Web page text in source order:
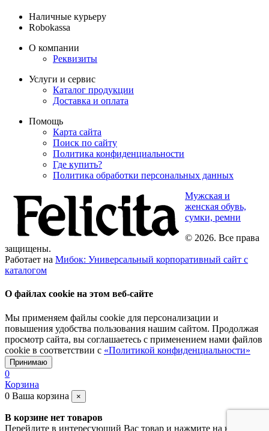
Наличные курьеру
Robokassa
О компании
Реквизиты
Услуги и сервис
Каталог продукции
Доставка и оплата
Помощь
Карта сайта
Поиск по сайту
Политика конфиденциальности
Где купить?
Политика обработки персональных данных
Мужская и
женская обувь,
сумки, ремни
© 2026. Все права
защищены.
Работает на Мибок: Универсальный корпоративный сайт с
каталогом
О файлах cookie на этом веб-сайте
Мы применяем файлы cookie для персонализации и
повышения удобства пользования нашим сайтом. Продолжая
просмотр сайта, вы соглашаетесь с применением нами файлов
cookie в соответствии с «Политикой конфиденциальности»
Принимаю
0
Корзина
0 Ваша корзина ×
В корзине нет товаров
Перейдите в интересующий Вас товар и нажмите на кнопку